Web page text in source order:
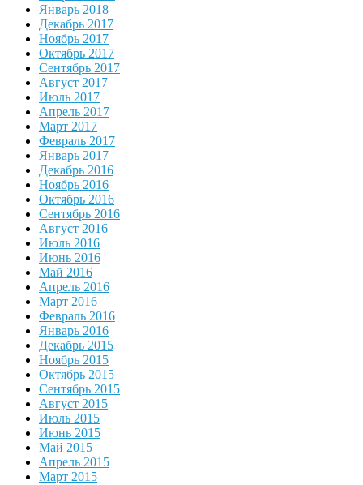
Январь 2018
Декабрь 2017
Ноябрь 2017
Октябрь 2017
Сентябрь 2017
Август 2017
Июль 2017
Апрель 2017
Март 2017
Февраль 2017
Январь 2017
Декабрь 2016
Ноябрь 2016
Октябрь 2016
Сентябрь 2016
Август 2016
Июль 2016
Июнь 2016
Май 2016
Апрель 2016
Март 2016
Февраль 2016
Январь 2016
Декабрь 2015
Ноябрь 2015
Октябрь 2015
Сентябрь 2015
Август 2015
Июль 2015
Июнь 2015
Май 2015
Апрель 2015
Март 2015